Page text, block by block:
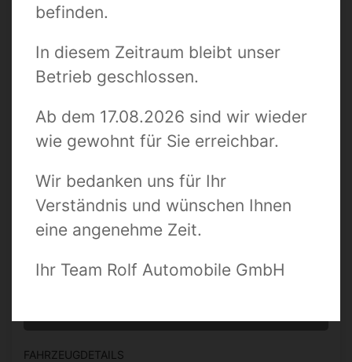
Kilometer bis
FAHRZEUGDETAILS
befinden.
In diesem Zeitraum bleibt unser
Betrieb geschlossen.
Ab dem 17.08.2026 sind wir wieder
wie gewohnt für Sie erreichbar.
Wir bedanken uns für Ihr
Verständnis und wünschen Ihnen
eine angenehme Zeit.
Ihr Team Rolf Automobile GmbH